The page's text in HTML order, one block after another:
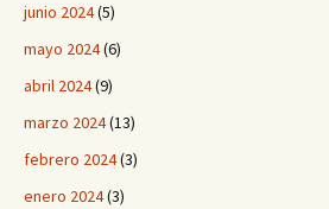
junio 2024(5)
mayo 2024(6)
abril 2024(9)
marzo 2024(13)
febrero 2024(3)
enero 2024(3)